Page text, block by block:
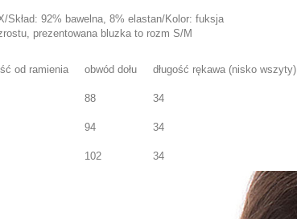
Skład: 92% bawelna, 8% elastan/Kolor: fuksja
prezentowana bluzka to rozm S/M
od ramienia obwód dołu długość rękawa (nisko wszyty)
88 34
94 34
102 34